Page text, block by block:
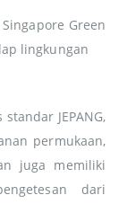
Green
lingkungan
JEPANG,
permukaan,
juga memiliki
dari